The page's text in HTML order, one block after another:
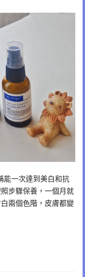
能一次達到美白和抗
步驟保養，一個月就
兩個色階，皮膚都變